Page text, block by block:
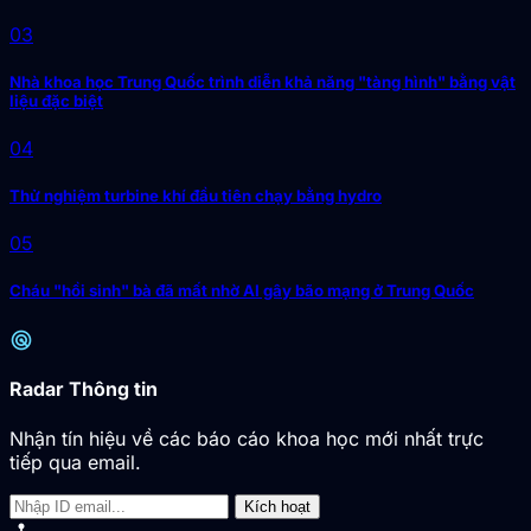
03
Nhà khoa học Trung Quốc trình diễn khả năng "tàng hình" bằng vật
liệu đặc biệt
04
Thử nghiệm turbine khí đầu tiên chạy bằng hydro
05
Cháu "hồi sinh" bà đã mất nhờ AI gây bão mạng ở Trung Quốc
radar
Radar Thông tin
Nhận tín hiệu về các báo cáo khoa học mới nhất trực
tiếp qua email.
Kích hoạt